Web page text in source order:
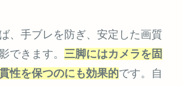
、手ブレを防ぎ、安定した画質
できます。 三脚にはカメラを固
性を保つのにも効果的です。自